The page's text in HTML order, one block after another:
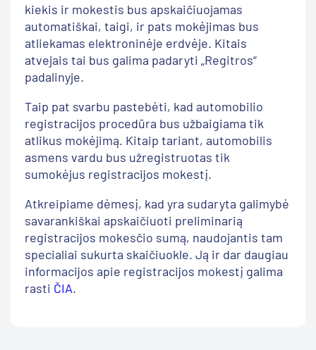
kiekis ir mokestis bus apskaičiuojamas
automatiškai, taigi, ir pats mokėjimas bus
atliekamas elektroninėje erdvėje. Kitais
atvejais tai bus galima padaryti „Regitros“
padalinyje.
Taip pat svarbu pastebėti, kad automobilio
registracijos procedūra bus užbaigiama tik
atlikus mokėjimą. Kitaip tariant, automobilis
asmens vardu bus užregistruotas tik
sumokėjus registracijos mokestį.
Atkreipiame dėmesį, kad yra sudaryta galimybė
savarankiškai apskaičiuoti preliminarią
registracijos mokesčio sumą, naudojantis tam
specialiai sukurta skaičiuokle. Ją ir dar daugiau
informacijos apie registracijos mokestį galima
rasti ČIA.